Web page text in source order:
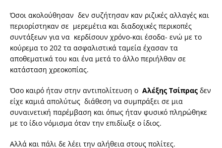
Όσοι ακολούθησαν δεν συζήτησαν καν ριζικές αλλαγές και
περιορίστηκαν σε μερεμέτια και διαδοχικές περικοπές
συντάξεων για να κερδίσουν χρόνο-και έσοδα- ενώ με το
κούρεμα το 202 τα ασφαλιστικά ταμεία έχασαν τα
αποθεματικά του και ένα μετά το άλλο περιήλθαν σε
κατάσταση χρεοκοπίας.
Όσο καιρό ήταν στην αντιπολίτευση ο Αλέξης Τσίπρας δεν
είχε καμιά απολύτως διάθεση να συμπράξει σε μια
συναινετική παρέμβαση και όπως ήταν φυσικό πληρώθηκε
με το ίδιο νόμισμα όταν την επιδίωξε ο ίδιος.
Αλλά και πάλι δε λέει την αλήθεια στους πολίτες.